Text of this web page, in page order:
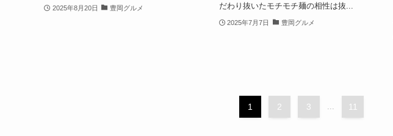
2025年8月20日 豊岡グルメ
だわり抜いたモチモチ麺の相性は抜...
2025年7月7日 豊岡グルメ
1 2 3 ... 11